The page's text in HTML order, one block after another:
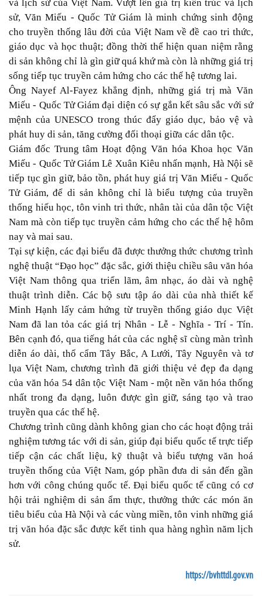
và lịch sử của Việt Nam. Vượt lên giá trị kiến trúc và lịch
sử, Văn Miếu - Quốc Tử Giám là minh chứng sinh động
cho truyền thống lâu đời của Việt Nam về đề cao tri thức,
giáo dục và học thuật; đồng thời thể hiện quan niệm rằng
di sản không chỉ là gìn giữ quá khứ mà còn là những giá trị
sống tiếp tục truyền cảm hứng cho các thế hệ tương lai.
Ông Nayef Al-Fayez khẳng định, những giá trị mà Văn
Miếu - Quốc Tử Giám đại diện có sự gắn kết sâu sắc với sứ
mệnh của UNESCO trong thúc đẩy giáo dục, bảo vệ và
phát huy di sản, tăng cường đối thoại giữa các dân tộc.
Giám đốc Trung tâm Hoạt động Văn hóa Khoa học Văn
Miếu - Quốc Tử Giám Lê Xuân Kiêu nhấn mạnh, Hà Nội sẽ
tiếp tục gìn giữ, bảo tồn, phát huy giá trị Văn Miếu - Quốc
Tử Giám, để di sản không chỉ là biểu tượng của truyền
thống hiếu học, tôn vinh tri thức, nhân tài của dân tộc Việt
Nam mà còn tiếp tục truyền cảm hứng cho các thế hệ hôm
nay và mai sau.
Tại sự kiện, các đại biểu đã được thưởng thức chương trình
nghệ thuật “Đạo học” đặc sắc, giới thiệu chiều sâu văn hóa
Việt Nam thông qua triển lãm, âm nhạc, áo dài và nghệ
thuật trình diễn. Các bộ sưu tập áo dài của nhà thiết kế
Minh Hạnh lấy cảm hứng từ truyền thống giáo dục Việt
Nam đã lan tỏa các giá trị Nhân - Lễ - Nghĩa - Trí - Tín.
Bên cạnh đó, qua tiếng hát của các nghệ sĩ cùng màn trình
diễn áo dài, thổ cẩm Tây Bắc, A Lưới, Tây Nguyên và tơ
lụa Việt Nam, chương trình đã giới thiệu vẻ đẹp đa dạng
của văn hóa 54 dân tộc Việt Nam - một nền văn hóa thống
nhất trong đa dạng, luôn được gìn giữ, sáng tạo và trao
truyền qua các thế hệ.
Chương trình cũng dành không gian cho các hoạt động trải
nghiệm tương tác với di sản, giúp đại biểu quốc tế trực tiếp
tiếp cận các chất liệu, kỹ thuật và biểu tượng văn hoá
truyền thống của Việt Nam, góp phần đưa di sản đến gần
hơn với công chúng quốc tế. Đại biểu quốc tế cũng có cơ
hội trải nghiệm di sản ẩm thực, thưởng thức các món ăn
tiêu biểu của Hà Nội và các vùng miền, tôn vinh những giá
trị văn hóa đặc sắc được kết tinh qua hàng nghìn năm lịch
sử.
https://bvhttdl.gov.vn